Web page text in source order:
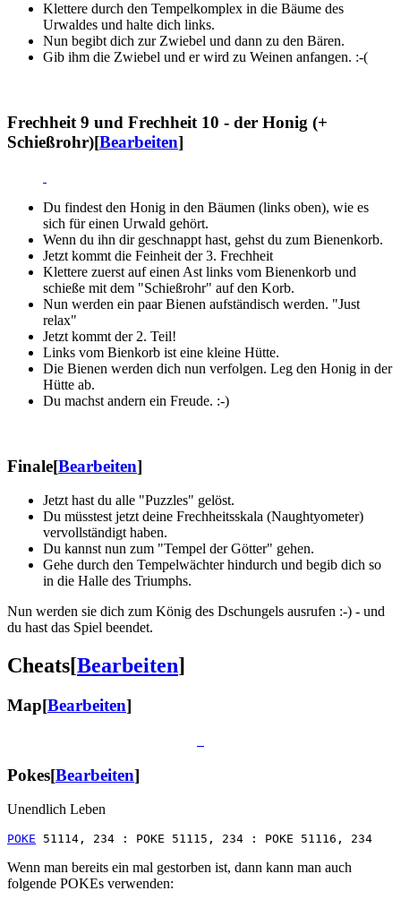
Klettere durch den Tempelkomplex in die Bäume des
Urwaldes und halte dich links.
Nun begibt dich zur Zwiebel und dann zu den Bären.
Gib ihm die Zwiebel und er wird zu Weinen anfangen. :-(
Frechheit 9 und Frechheit 10 - der Honig (+
Schießrohr)[Bearbeiten]
Du findest den Honig in den Bäumen (links oben), wie es
sich für einen Urwald gehört.
Wenn du ihn dir geschnappt hast, gehst du zum Bienenkorb.
Jetzt kommt die Feinheit der 3. Frechheit
Klettere zuerst auf einen Ast links vom Bienenkorb und
schieße mit dem "Schießrohr" auf den Korb.
Nun werden ein paar Bienen aufständisch werden. "Just
relax"
Jetzt kommt der 2. Teil!
Links vom Bienkorb ist eine kleine Hütte.
Die Bienen werden dich nun verfolgen. Leg den Honig in der
Hütte ab.
Du machst andern ein Freude. :-)
Finale[Bearbeiten]
Jetzt hast du alle "Puzzles" gelöst.
Du müsstest jetzt deine Frechheitsskala (Naughtyometer)
vervollständigt haben.
Du kannst nun zum "Tempel der Götter" gehen.
Gehe durch den Tempelwächter hindurch und begib dich so
in die Halle des Triumphs.
Nun werden sie dich zum König des Dschungels ausrufen :-) - und
du hast das Spiel beendet.
Cheats[Bearbeiten]
Map[Bearbeiten]
Pokes[Bearbeiten]
Unendlich Leben
POKE
Wenn man bereits ein mal gestorben ist, dann kann man auch
folgende POKEs verwenden: